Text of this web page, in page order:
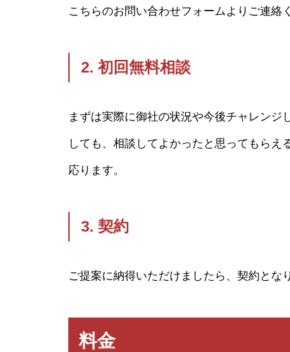
こちらのお問い合わせフォームよりご連絡
2. 初回無料相談
まずは実際に御社の状況や今後チャレンジ
しても、相談してよかったと思ってもらえ
応ります。
3. 契約
ご提案に納得いただけましたら、契約とな
料金